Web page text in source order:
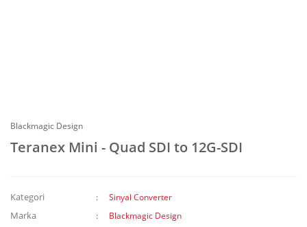
Blackmagic Design
Teranex Mini - Quad SDI to 12G-SDI
Kategori Sinyal Converter
Marka Blackmagic Design